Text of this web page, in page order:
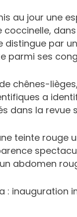
au jour une
dans
distingue par
parmi ses
chênes-
a
dans la revue
teinte rouge
abdomen
: inauguration